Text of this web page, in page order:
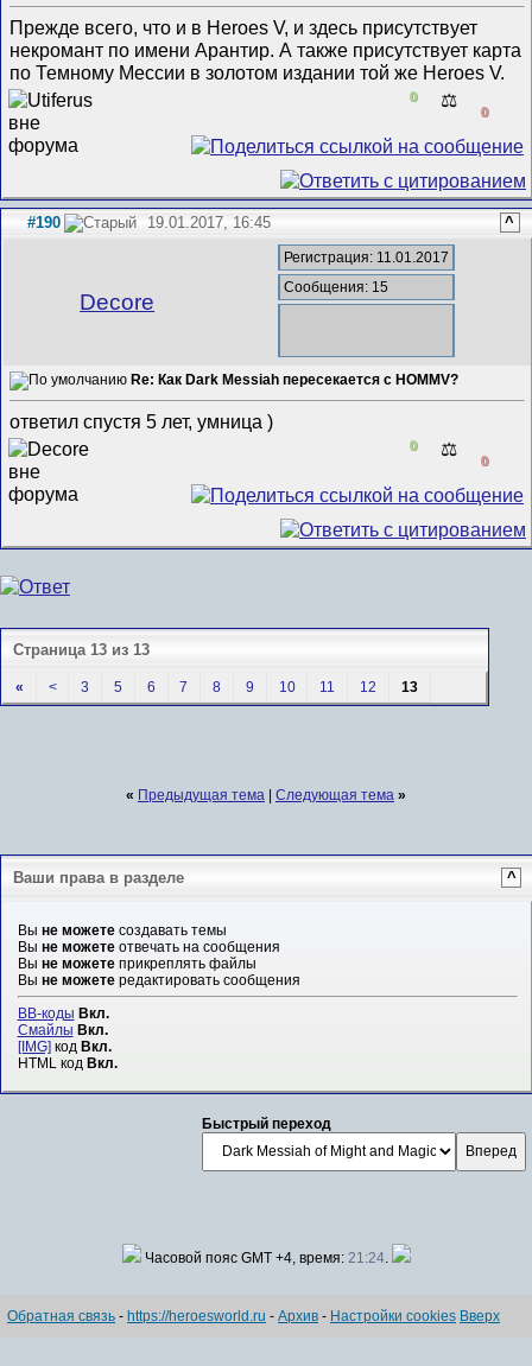
Прежде всего, что и в Heroes V, и здесь присутствует
некромант по имени Арантир. А также присутствует карта
по Темному Мессии в золотом издании той же Heroes V.
0 ⚖️
0
#190 19.01.2017, 16:45 ^
Decore
Регистрация: 11.01.2017
Сообщения: 15
Re: Как Dark Messiah пересекается с HOMMV?
ответил спустя 5 лет, умница )
0 ⚖️
0
Страница 13 из 13
« < 3 5 6 7 8 9 10 11 12 13
« Предыдущая тема Следующая тема »
Ваши права в разделе ^
Вы не можетесоздавать темы
Вы не можетеотвечать на сообщения
Вы не можетеприкреплять файлы
Вы не можетередактировать сообщения
BB-коды Вкл.
Смайлы Вкл.
[IMG]код Вкл.
HTML код Вкл.
Быстрый переход
Часовой пояс GMT +4, время: 21:24.
Обратная связь - https://heroesworld.ru - Архив - Настройки cookies Вверх